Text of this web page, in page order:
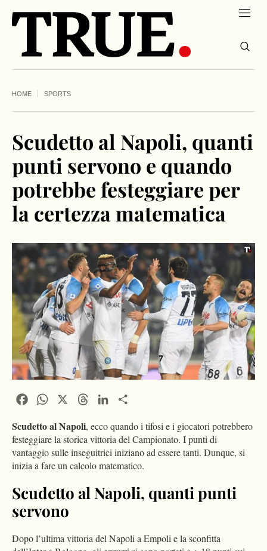
HOME SPORTS
Scudetto al Napoli, quanti
punti servono e quando
potrebbe festeggiare per
la certezza matematica
FacebookWhatsApp ThreadsLinkedIn
Scudetto al Napoli, ecco quando i tifosi e i giocatori potrebbero
festeggiare la storica vittoria del Campionato. I punti di
vantaggio sulle inseguitrici iniziano ad essere tanti. Dunque, si
inizia a fare un calcolo matematico.
Scudetto al Napoli, quanti punti
servono
Dopo l’ultima vittoria del Napoli a Empoli e la sconfitta